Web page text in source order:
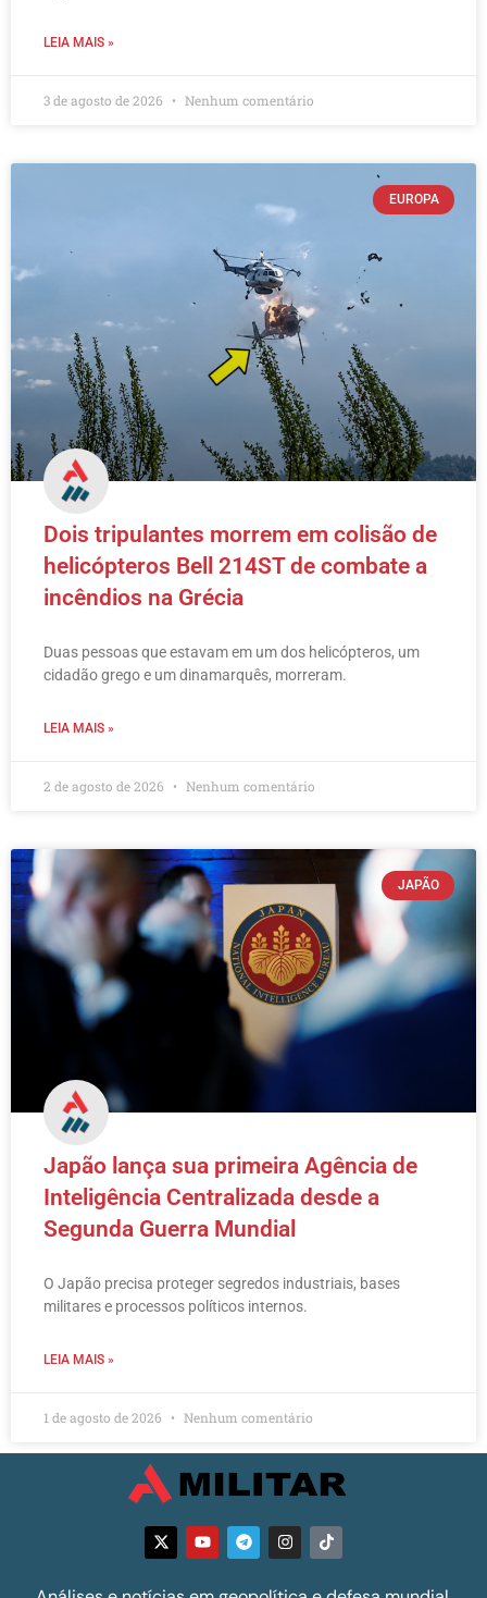
LEIA MAIS »
3 de agosto de 2026 Nenhum comentário
EUROPA
Dois tripulantes morrem em colisão de
helicópteros Bell 214ST de combate a
incêndios na Grécia
Duas pessoas que estavam em um dos helicópteros, um
cidadão grego e um dinamarquês, morreram.
LEIA MAIS »
2 de agosto de 2026 Nenhum comentário
JAPÃO
Japão lança sua primeira Agência de
Inteligência Centralizada desde a
Segunda Guerra Mundial
O Japão precisa proteger segredos industriais, bases
militares e processos políticos internos.
LEIA MAIS »
1 de agosto de 2026 Nenhum comentário